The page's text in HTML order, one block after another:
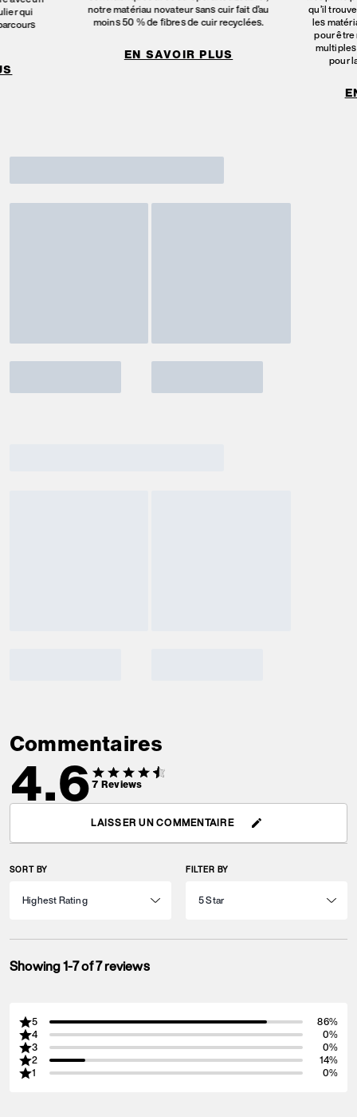
qui
notre matériau novateur sans cuir fait d’au
moins 50 % de fibres de cuir recyclées.
EN SAVOIR PLUS
qu’il
les
pour
pour
Commentaires
4.67 Reviews
LAISSER UN COMMENTAIRE
SORT BY FILTER BY
Showing 1-7 of 7 reviews
5
86%
4
0%
3
0%
2
14%
1
0%